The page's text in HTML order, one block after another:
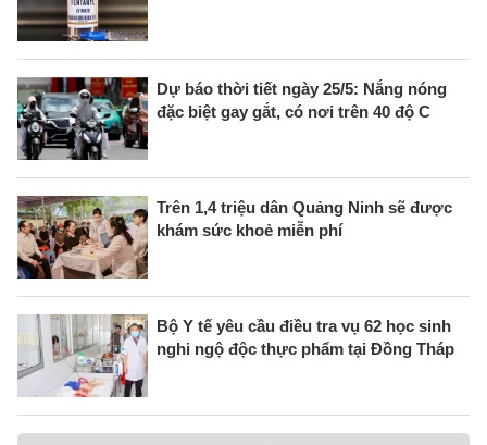
Dự báo thời tiết ngày 25/5: Nắng nóng
đặc biệt gay gắt, có nơi trên 40 độ C
Trên 1,4 triệu dân Quảng Ninh sẽ được
khám sức khoẻ miễn phí
Bộ Y tế yêu cầu điều tra vụ 62 học sinh
nghi ngộ độc thực phẩm tại Đồng Tháp